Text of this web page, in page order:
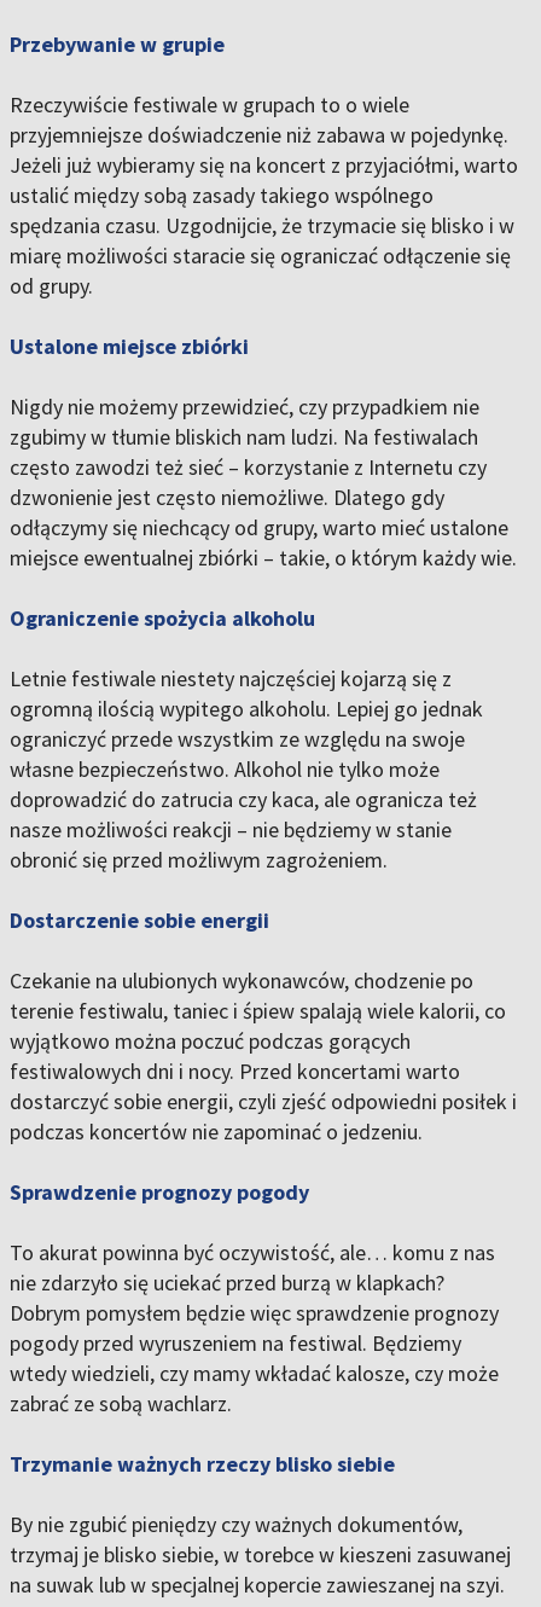
Przebywanie w grupie
Rzeczywiście festiwale w grupach to o wiele
przyjemniejsze doświadczenie niż zabawa w pojedynkę.
Jeżeli już wybieramy się na koncert z przyjaciółmi, warto
ustalić między sobą zasady takiego wspólnego
spędzania czasu. Uzgodnijcie, że trzymacie się blisko i w
miarę możliwości staracie się ograniczać odłączenie się
od grupy.
Ustalone miejsce zbiórki
Nigdy nie możemy przewidzieć, czy przypadkiem nie
zgubimy w tłumie bliskich nam ludzi. Na festiwalach
często zawodzi też sieć – korzystanie z Internetu czy
dzwonienie jest często niemożliwe. Dlatego gdy
odłączymy się niechcący od grupy, warto mieć ustalone
miejsce ewentualnej zbiórki – takie, o którym każdy wie.
Ograniczenie spożycia alkoholu
Letnie festiwale niestety najczęściej kojarzą się z
ogromną ilością wypitego alkoholu. Lepiej go jednak
ograniczyć przede wszystkim ze względu na swoje
własne bezpieczeństwo. Alkohol nie tylko może
doprowadzić do zatrucia czy kaca, ale ogranicza też
nasze możliwości reakcji – nie będziemy w stanie
obronić się przed możliwym zagrożeniem.
Dostarczenie sobie energii
Czekanie na ulubionych wykonawców, chodzenie po
terenie festiwalu, taniec i śpiew spalają wiele kalorii, co
wyjątkowo można poczuć podczas gorących
festiwalowych dni i nocy. Przed koncertami warto
dostarczyć sobie energii, czyli zjeść odpowiedni posiłek i
podczas koncertów nie zapominać o jedzeniu.
Sprawdzenie prognozy pogody
To akurat powinna być oczywistość, ale… komu z nas
nie zdarzyło się uciekać przed burzą w klapkach?
Dobrym pomysłem będzie więc sprawdzenie prognozy
pogody przed wyruszeniem na festiwal. Będziemy
wtedy wiedzieli, czy mamy wkładać kalosze, czy może
zabrać ze sobą wachlarz.
Trzymanie ważnych rzeczy blisko siebie
By nie zgubić pieniędzy czy ważnych dokumentów,
trzymaj je blisko siebie, w torebce w kieszeni zasuwanej
na suwak lub w specjalnej kopercie zawieszanej na szyi.